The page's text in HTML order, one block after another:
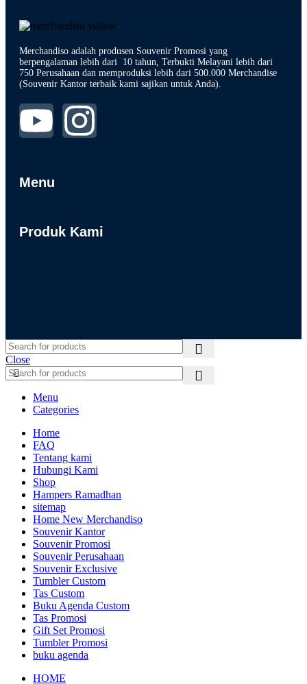
Merchandiso adalah produsen Souvenir Promosi yang
berpengalaman lebih dari 10 tahun, Terbukti Melayani lebih dari
750 Perusahaan dan memproduksi lebih dari 500.000 Merchandise
(Souvenir Kantor terbaik kami sajikan untuk Anda).
Menu
Produk Kami
Close
Menu
Categories
Home
FAQ
Tentang kami
Hubungi Kami
Shop
Hampers Ramadhan
sitemap
Home New Merchandiso
Souvenir Kantor
Souvenir Promosi
Souvenir Perusahaan
Souvenir Exclusive
Tumbler Custom
Tas Custom
Buku Agenda Custom
Tas Promosi
Gift Set Promosi
Tumbler Promosi
buku agenda
HOME